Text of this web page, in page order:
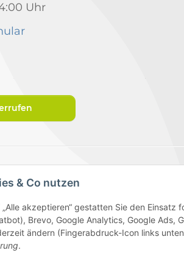
& Co nutzen
akzeptieren“ gestatten Sie den Einsatz
Brevo, Google Analytics, Google Ads,
ändern (Fingerabdruck-Icon links
.
Uhr